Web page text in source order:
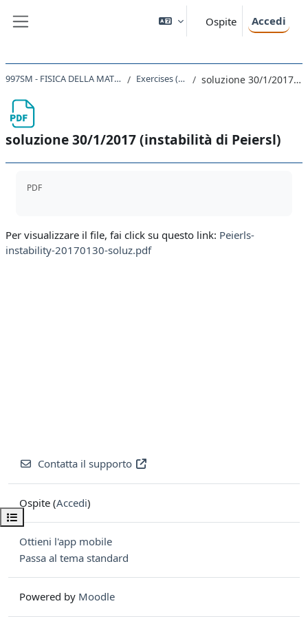
Ospite Accedi
Apri indice del corso
997SM - FISICA DELLA MATERIA CONDENSATA I 2020 Exercises (Dec 23, Jan 11) soluzione 30/1/2017 (instabilità di Peiersl)
soluzione 30/1/2017 (instabilità di Peiersl)
PDF
Per visualizzare il file, fai click su questo link: Peierls-
instability-20170130-soluz.pdf
Contatta il supporto
Ospite (Accedi)
Ottieni l'app mobile
Passa al tema standard
Powered by Moodle